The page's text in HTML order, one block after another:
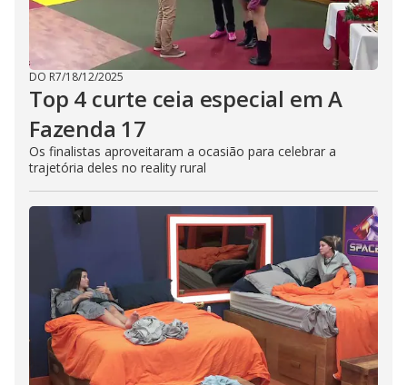
DO R7/18/12/2025
Top 4 curte ceia especial em A
Fazenda 17
Os finalistas aproveitaram a ocasião para celebrar a
trajetória deles no reality rural